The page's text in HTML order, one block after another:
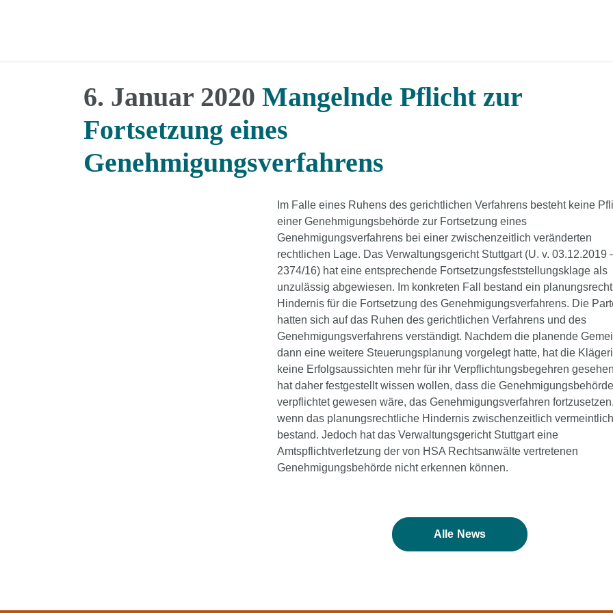
6. Januar 2020 Mangelnde Pflicht zur
Fortsetzung eines
Genehmigungsverfahrens
Im Falle eines Ruhens des gerichtlichen Verfahrens besteht keine
einer Genehmigungsbehörde zur Fortsetzung eines
Genehmigungsverfahrens bei einer zwischenzeitlich veränderten
rechtlichen Lage. Das Verwaltungsgericht Stuttgart (U. v. 03.12.2019
2374/16) hat eine entsprechende Fortsetzungsfeststellungsklage als
unzulässig abgewiesen. Im konkreten Fall bestand ein
Hindernis für die Fortsetzung des Genehmigungsverfahrens. Die
hatten sich auf das Ruhen des gerichtlichen Verfahrens und des
Genehmigungsverfahrens verständigt. Nachdem die planende
dann eine weitere Steuerungsplanung vorgelegt hatte, hat die
keine Erfolgsaussichten mehr für ihr Verpflichtungsbegehren
hat daher festgestellt wissen wollen, dass die Genehmigungsbehörde
verpflichtet gewesen wäre, das Genehmigungsverfahren fortzusetzen,
wenn das planungsrechtliche Hindernis zwischenzeitlich
bestand. Jedoch hat das Verwaltungsgericht Stuttgart eine
Amtspflichtverletzung der von HSA Rechtsanwälte vertretenen
Genehmigungsbehörde nicht erkennen können.
Alle News